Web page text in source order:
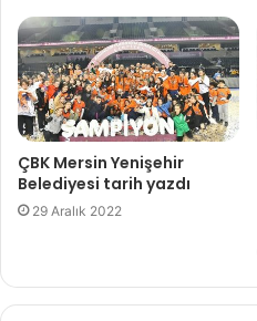
ÇBK Mersin Yenişehir
Belediyesi tarih yazdı
29 Aralık 2022